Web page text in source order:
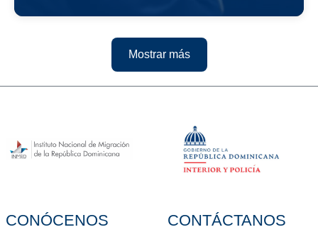
Mostrar más
CONÓCENOS CONTÁCTANOS